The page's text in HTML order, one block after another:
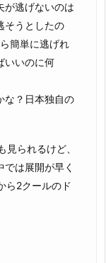
が逃げないのは
そうとしたの
簡単に逃げれ
いいのに何
な？日本独自の
見られるけど、
は展開が早く
ら2クールのド